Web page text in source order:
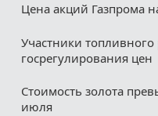
Цена акций Газпрома
Участники
госрегулирования цен
Стоимость золота
июля